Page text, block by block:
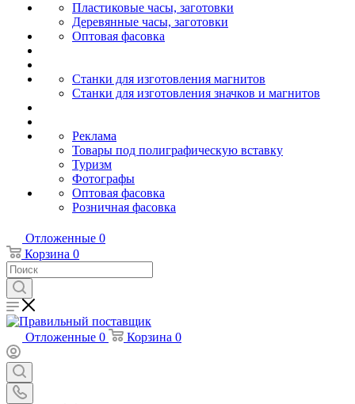
Пластиковые часы, заготовки
Деревянные часы, заготовки
Оптовая фасовка
Станки для изготовления магнитов
Станки для изготовления значков и магнитов
Реклама
Товары под полиграфическую вставку
Туризм
Фотографы
Оптовая фасовка
Розничная фасовка
Отложенные 0
Корзина 0
Отложенные 0 Корзина 0